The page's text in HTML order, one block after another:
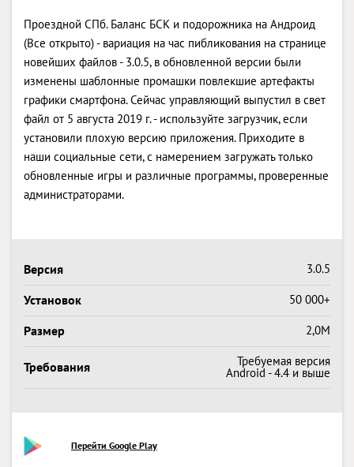
Проездной СПб. Баланс БСК и подорожника на Андроид
(Все открыто) - вариация на час пибликования на странице
новейших файлов - 3.0.5, в обновленной версии были
изменены шаблонные промашки повлекшие артефакты
графики смартфона. Сейчас управляющий выпустил в свет
файл от 5 августа 2019 г. - используйте загрузчик, если
установили плохую версию приложения. Приходите в
наши социальные сети, с намерением загружать только
обновленные игры и различные программы, проверенные
администраторами.
Версия 3.0.5
Установок 50 000+
Размер 2,0M
Требования Требуемая версия
Android - 4.4 и выше
Перейти Google Play